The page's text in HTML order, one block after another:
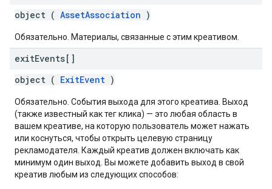
object ( AssetAssociation )
Обязательно. Материалы, связанные с этим креативом.
exitEvents[]
object ( ExitEvent )
Обязательно. События выхода для этого креатива. Выход
(также известный как тег клика) — это любая область в
вашем креативе, на которую пользователь может нажать
или коснуться, чтобы открыть целевую страницу
рекламодателя. Каждый креатив должен включать как
минимум один выход. Вы можете добавить выход в свой
креатив любым из следующих способов: